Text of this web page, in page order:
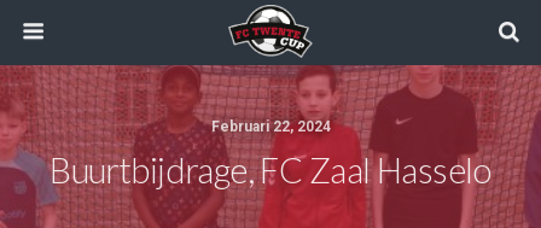
Februari 22, 2024
Buurtbijdrage, FC Zaal Hasselo